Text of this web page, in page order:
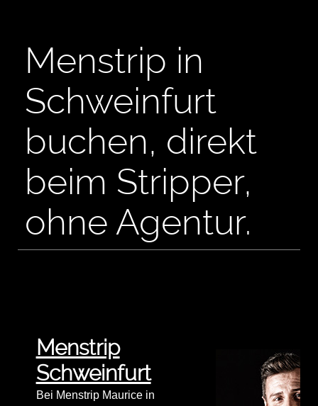
Menstrip in
Schweinfurt
buchen, direkt
beim Stripper,
ohne Agentur.
Menstrip
Schweinfurt
Bei Menstrip Maurice in